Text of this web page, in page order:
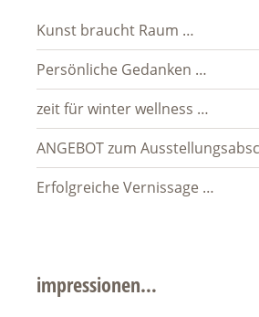
Kunst braucht Raum …
Persönliche Gedanken …
zeit für winter wellness …
ANGEBOT zum
Erfolgreiche Vernissage …
impressionen…